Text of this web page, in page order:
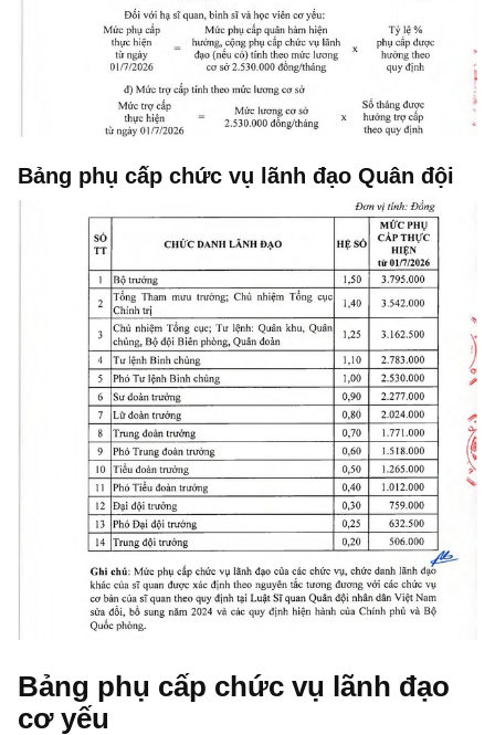
Bảng phụ cấp chức vụ lãnh đạo Quân đội
Bảng phụ cấp chức vụ lãnh đạo
cơ yếu